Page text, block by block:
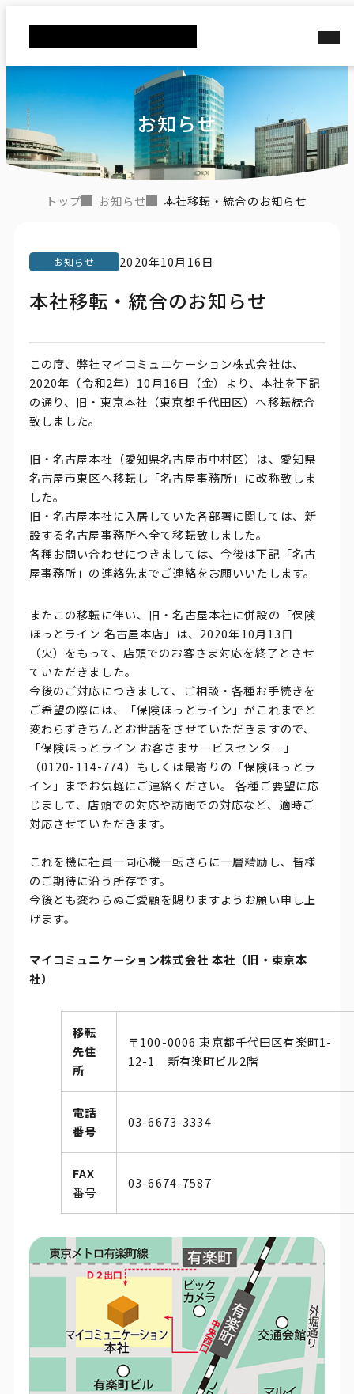
お知らせ
トップ お知らせ 本社移転・統合のお知らせ
お知らせ 2020年10月16日
本社移転・統合のお知らせ
この度、弊社マイコミュニケーション株式会社は、
2020年（令和2年）10月16日（金）より、本社を下記
の通り、旧・東京本社（東京都千代田区）へ移転統合
致しました。
旧・名古屋本社（愛知県名古屋市中村区）は、愛知県
名古屋市東区へ移転し「名古屋事務所」に改称致しま
した。
旧・名古屋本社に入居していた各部署に関しては、新
設する名古屋事務所へ全て移転致しました。
各種お問い合わせにつきましては、今後は下記「名古
屋事務所」の連絡先までご連絡をお願いいたします。
またこの移転に伴い、旧・名古屋本社に併設の「保険
ほっとライン 名古屋本店」は、2020年10月13日
（火）をもって、店頭でのお客さま対応を終了とさせ
ていただきました。
今後のご対応につきまして、ご相談・各種お手続きを
ご希望の際には、「保険ほっとライン」がこれまでと
変わらずきちんとお世話をさせていただきますので、
「保険ほっとライン お客さまサービスセンター」
（0120-114-774）もしくは最寄りの「保険ほっとラ
イン」までお気軽にご連絡ください。 各種ご要望に応
じまして、店頭での対応や訪問での対応など、適時ご
対応させていただきます。
これを機に社員一同心機一転さらに一層精励し、皆様
のご期待に沿う所存です。
今後とも変わらぬご愛顧を賜りますようお願い申し上
げます。
マイコミュニケーション株式会社 本社（旧・東京本
社）
移転
先住
所
〒100-0006 東京都千代田区有楽町1-
12-1 新有楽町ビル2階
電話
番号
03-6673-3334
FAX
番号
03-6674-7587